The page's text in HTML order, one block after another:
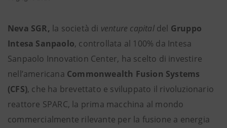
Neva SGR, la società di venture capitaldel Gruppo
Intesa Sanpaolo, controllata al 100% da Intesa
Sanpaolo Innovation Center, ha scelto di investire
nell’americana Commonwealth Fusion Systems
(CFS), che ha brevettato e sviluppato il rivoluzionario
reattore SPARC, la prima macchina al mondo
commercialmente rilevante per la fusione a energia